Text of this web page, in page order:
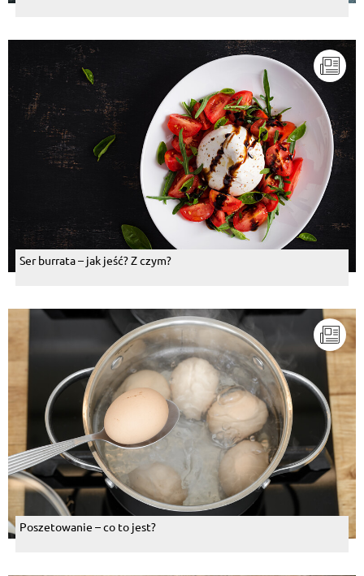
Ser burrata – jak jeść? Z czym?
Poszetowanie – co to jest?